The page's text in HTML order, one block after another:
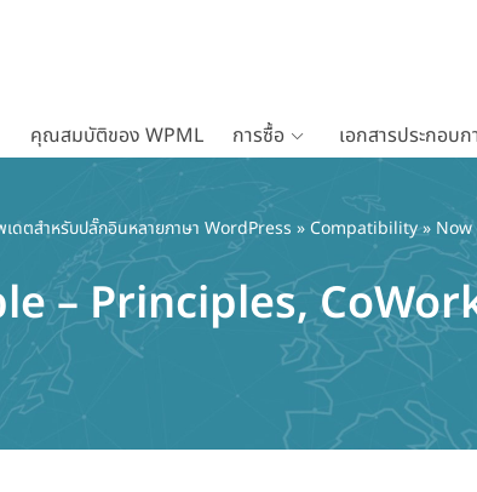
คุณสมบัติของ WPML การซื้อ เอกสารประกอบก
เดตสำหรับปลั๊กอินหลายภาษา WordPress » Compatibility» Now
– Principles,